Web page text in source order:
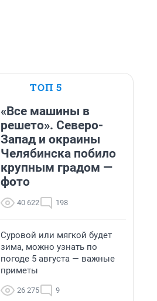
ТОП 5
«Все машины в
решето». Северо-
Запад и окраины
Челябинска побило
крупным градом —
фото
40 622 198
Суровой или мягкой будет
зима, можно узнать по
погоде 5 августа — важные
приметы
26 275 9